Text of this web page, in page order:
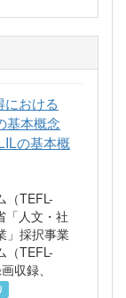
における
基本概念
の基本概
（TEFL-
「人文・社
」採択事業
（TEFL-
収録、